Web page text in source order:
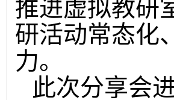
推进虚拟教研
研活动常态化
力。
此次分享会